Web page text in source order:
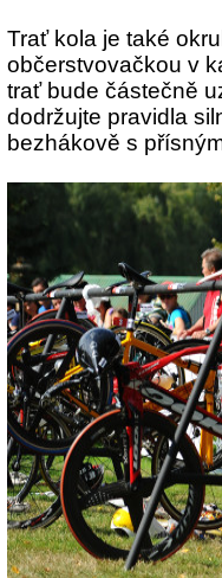
Trať kola je také
občerstvovačkou v
trať bude částečně
dodržujte pravidla
bezhákově s